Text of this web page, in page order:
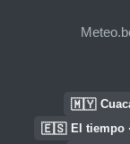
🇲🇾
🇪🇸 El tiempo